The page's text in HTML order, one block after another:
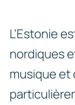
L’Estonie
nordiques
musique et